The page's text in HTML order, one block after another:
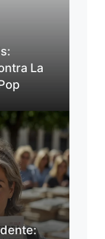
La